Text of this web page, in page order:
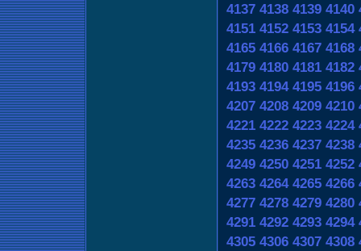
4137 4138 4139 4140
4151 4152 4153 4154
4165 4166 4167 4168
4179 4180 4181 4182
4193 4194 4195 4196
4207 4208 4209 4210
4221 4222 4223 4224
4235 4236 4237 4238
4249 4250 4251 4252
4263 4264 4265 4266
4277 4278 4279 4280
4291 4292 4293 4294
4305 4306 4307 4308